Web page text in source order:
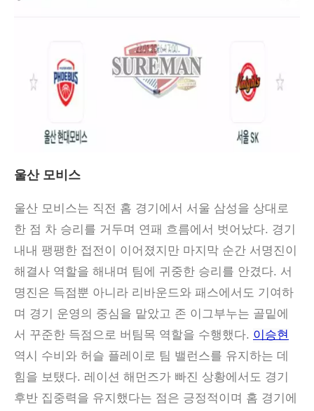
울산 모비스
울산 모비스는 직전 홈 경기에서 서울 삼성을 상대로
한 점 차 승리를 거두며 연패 흐름에서 벗어났다. 경기
내내 팽팽한 접전이 이어졌지만 마지막 순간 서명진이
해결사 역할을 해내며 팀에 귀중한 승리를 안겼다. 서
명진은 득점뿐 아니라 리바운드와 패스에서도 기여하
며 경기 운영의 중심을 맡았고 존 이그부누는 골밑에
서 꾸준한 득점으로 버팀목 역할을 수행했다. 이승현
역시 수비와 허슬 플레이로 팀 밸런스를 유지하는 데
힘을 보탰다. 레이션 해먼즈가 빠진 상황에서도 경기
후반 집중력을 유지했다는 점은 긍정적이며 홈 경기에